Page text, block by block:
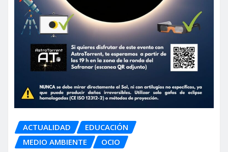
ACTUALIDAD
EDUCACIÓN
MEDIO AMBIENTE
OCIO